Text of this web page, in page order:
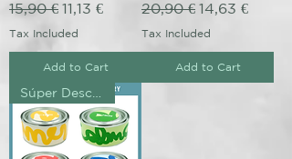
Regular Price
15,90 € Sale Price
11,13 €
Tax Included
Add to Cart
Regular Price
20,90 € Sale Price
14,63 €
Tax Included
Add to Cart